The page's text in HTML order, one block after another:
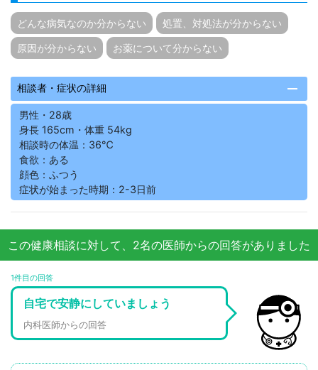
どんな病気なのか分からない 処置、対処法が分からない
原因が分からない お薬について分からない
相談者・症状の詳細 remove
男性・28歳
身長 165cm・体重 54kg
相談時の体温：36℃
食欲：ある
顔色：ふつう
症状が始まった時期：2-3日前
この健康相談に対して、2名の医師からの回答がありました
1件目の回答
自宅で安静にしていましょう
内科医師からの回答